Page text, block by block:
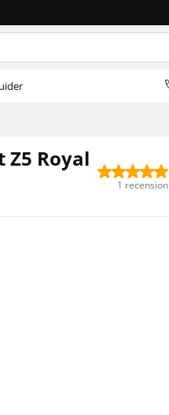
Z5 Royal
1 recension